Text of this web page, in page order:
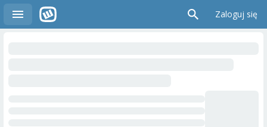
Zaloguj się